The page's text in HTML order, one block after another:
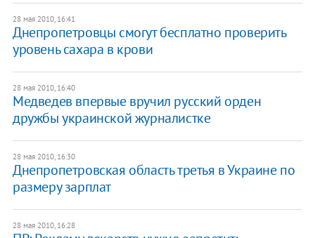
28 мая 2010, 16:41
Днепропетровцы смогут бесплатно проверить
уровень сахара в крови
28 мая 2010, 16:40
Медведев впервые вручил русский орден
дружбы украинской журналистке
28 мая 2010, 16:30
Днепропетровская область третья в Украине по
размеру зарплат
28 мая 2010, 16:28